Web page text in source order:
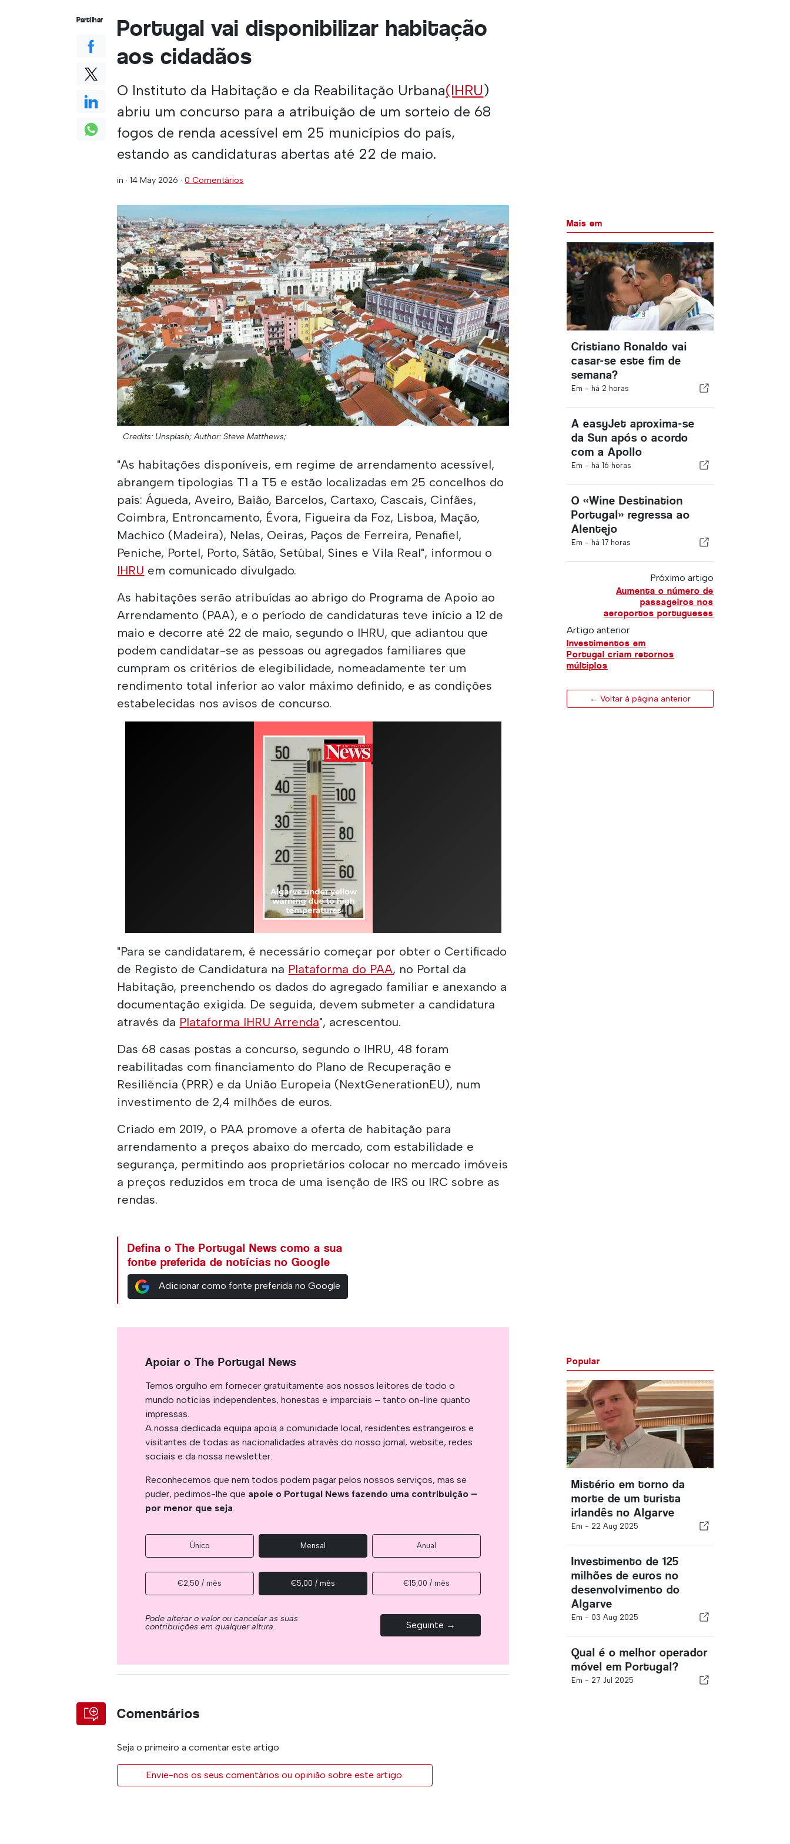
Portugal vai disponibilizar habitação
aos cidadãos
O Instituto da Habitação e da Reabilitação Urbana(IHRU)
abriu um concurso para a atribuição de um sorteio de 68
fogos de renda acessível em 25 municípios do país,
estando as candidaturas abertas até 22 de maio.
in ·14 May 2026 ·0 Comentários
Credits: Unsplash; Author: Steve Matthews;
"As habitações disponíveis, em regime de arrendamento acessível,
abrangem tipologias T1 a T5 e estão localizadas em 25 concelhos do
país: Águeda, Aveiro, Baião, Barcelos, Cartaxo, Cascais, Cinfães,
Coimbra, Entroncamento, Évora, Figueira da Foz, Lisboa, Mação,
Machico (Madeira), Nelas, Oeiras, Paços de Ferreira, Penafiel,
Peniche, Portel, Porto, Sátão, Setúbal, Sines e Vila Real", informou o
IHRU em comunicado divulgado.
As habitações serão atribuídas ao abrigo do Programa de Apoio ao
Arrendamento (PAA), e o período de candidaturas teve início a 12 de
maio e decorre até 22 de maio, segundo o IHRU, que adiantou que
podem candidatar-se as pessoas ou agregados familiares que
cumpram os critérios de elegibilidade, nomeadamente ter um
rendimento total inferior ao valor máximo definido, e as condições
estabelecidas nos avisos de concurso.
"Para se candidatarem, é necessário começar por obter o Certificado
de Registo de Candidatura na Plataforma do PAA, no Portal da
Habitação, preenchendo os dados do agregado familiar e anexando a
documentação exigida. De seguida, devem submeter a candidatura
através da Plataforma IHRU Arrenda", acrescentou.
Das 68 casas postas a concurso, segundo o IHRU, 48 foram
reabilitadas com financiamento do Plano de Recuperação e
Resiliência (PRR) e da União Europeia (NextGenerationEU), num
investimento de 2,4 milhões de euros.
Criado em 2019, o PAA promove a oferta de habitação para
arrendamento a preços abaixo do mercado, com estabilidade e
segurança, permitindo aos proprietários colocar no mercado imóveis
a preços reduzidos em troca de uma isenção de IRS ou IRC sobre as
rendas.
Defina o The Portugal News como a sua
fonte preferida de notícias no Google
Adicionar como fonte preferida no Google
Partilhar
Mais em
Cristiano Ronaldo vai
casar-se este fim de
semana?
Em - há 2 horas
A easyJet aproxima-se
da Sun após o acordo
com a Apollo
Em - há 16 horas
O «Wine Destination
Portugal» regressa ao
Alentejo
Em - há 17 horas
Próximo artigo
Aumenta o número de
passageiros nos
aeroportos portugueses
Artigo anterior
Investimentos em
Portugal criam retornos
múltiplos
← Voltar à página anterior
Apoiar o The Portugal News
Temos orgulho em fornecer gratuitamente aos nossos leitores de todo o
mundo notícias independentes, honestas e imparciais – tanto on-line quanto
impressas.
A nossa dedicada equipa apoia a comunidade local, residentes estrangeiros e
visitantes de todas as nacionalidades através do nosso jornal, website, redes
sociais e da nossa newsletter.
Reconhecemos que nem todos podem pagar pelos nossos serviços, mas se
puder, pedimos-lhe que apoie o Portugal News fazendo uma contribuição –
por menor que seja.
Único Mensal Anual
€2,50 / mês €5,00 / mês €15,00 / mês
Pode alterar o valor ou cancelar as suas
contribuições em qualquer altura. Seguinte →
Comentários
Seja o primeiro a comentar este artigo
Envie-nos os seus comentários ou opinião sobre este artigo.
Popular
Mistério em torno da
morte de um turista
irlandês no Algarve
Em - 22 Aug 2025
Investimento de 125
milhões de euros no
desenvolvimento do
Algarve
Em - 03 Aug 2025
Qual é o melhor operador
móvel em Portugal?
Em - 27 Jul 2025